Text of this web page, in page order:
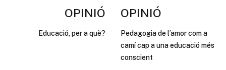
OPINIÓ
Educació, per a què?
OPINIÓ
Pedagogia de l’amor com a
camí cap a una educació més
conscient